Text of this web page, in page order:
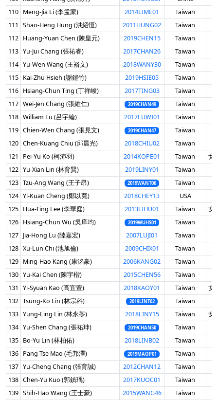
110 Meng-Jia Li (李孟家) 2014LIME01 Taiwan
111
Shao-Heng Hung (洪紹恆) 2011HUNG02 Taiwan
112 Huang-Yuan Chen (陳皇元) 2019CHEN15 Taiwan
113 Yu-Jui Chang (張祐睿) 2017CHAN26 Taiwan
114 Yu-Wen Wang (王裕文) 2018WANY30 Taiwan
115 Kai-Zhu Hsieh (謝鎧竹) 2019HSIE05 Taiwan
116 Hsiang-Chun Ting (丁祥峻) 2017TING03 Taiwan
117 Wei-Jen Chang (張維仁) 2019CHAN49 Taiwan
118 William Lu (呂宇綸) 2017LUWI01 Taiwan
119 Chien-Wen Chang (張見文) 2019CHAN47 Taiwan
120 Chen-Kuang Chiu (邱晨光) 2018CHIU02 Taiwan
121
Pei-Yu Ko (柯沛羽) 2014KOPE01 Taiwan
女
122 Yu-Xian Lin (林育賢) 2019LINY01 Taiwan
123 Tzu-Ang Wang (王子昂) 2019WANT06 Taiwan
124 Yi-Kuan Cheng (鄭以寬) 2018CHEY13 USA
125 Hua-Ting Lee (李華庭) 2013LIHU01 Taiwan
女
126 Hsiang-Chun Wu (吳庠均) 2019WUHS01 Taiwan
127 Jia-Hong Lu (陸嘉宏) 2007LUJI01 Taiwan
128 Xu-Lun Chi (池旭倫) 2009CHIX01 Taiwan
129 Ming-Hao Kang (康洺豪) 2006KANG02 Taiwan
130 Yu-Kai Chen (陳宇楷) 2015CHEN56 Taiwan
131
Yi-Syuan Kao (高宜萱) 2018KAOY01 Taiwan
女
132 Tsung-Ko Lin (林宗科) 2019LINT02 Taiwan
133 Yung-Ling Lin (林永苓) 2018LINY15 Taiwan
女
134 Yu-Shen Chang (張祐珅) 2019CHAN50 Taiwan
135 Bo-Yu Lin (林柏佑) 2018LINB02 Taiwan
136 Pang-Tse Mao (毛邦澤) 2019MAOP01 Taiwan
137 Yu-Cheng Chang (張育誠) 2012CHAN12 Taiwan
138 Chen-Yu Kuo (郭鎮瑀) 2017KUOC01 Taiwan
139 Shih-Hao Wang (王士豪) 2015WANG46 Taiwan